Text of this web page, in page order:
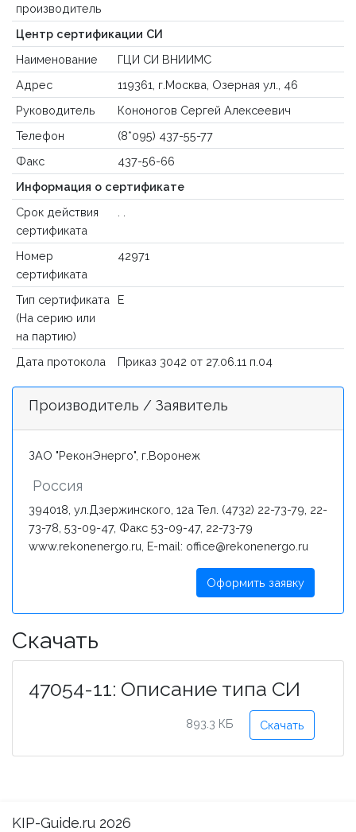
производитель
Центр сертификации СИ
Наименование
ГЦИ СИ ВНИИМС
Адрес
119361, г.Москва, Озерная ул., 46
Руководитель
Кононогов Сергей Алексеевич
Телефон
(8*095) 437-55-77
Факс
437-56-66
Информация о сертификате
Срок действия
сертификата
Номер
сертификата
42971
Тип сертификата
(На серию или
на партию)
Е
Дата протокола Приказ 3042 от 27.06.11 п.04
Производитель / Заявитель
ЗАО "РеконЭнерго", г.Воронеж
Россия
394018, ул.Дзержинского, 12а Тел. (4732) 22-73-79, 22-
73-78, 53-09-47, Факс 53-09-47, 22-73-79
www.rekonenergo.ru, E-mail: office@rekonenergo.ru
Оформить заявку
Скачать
47054-11: Описание типа СИ
893.3 КБ Скачать
KIP-Guide.ru 2026